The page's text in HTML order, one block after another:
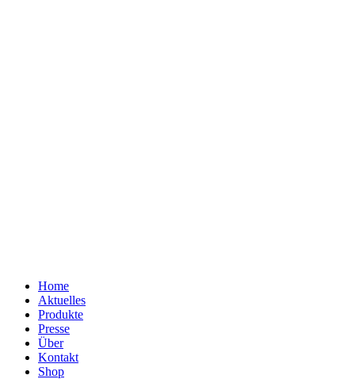
Home
Aktuelles
Produkte
Presse
Über
Kontakt
Shop